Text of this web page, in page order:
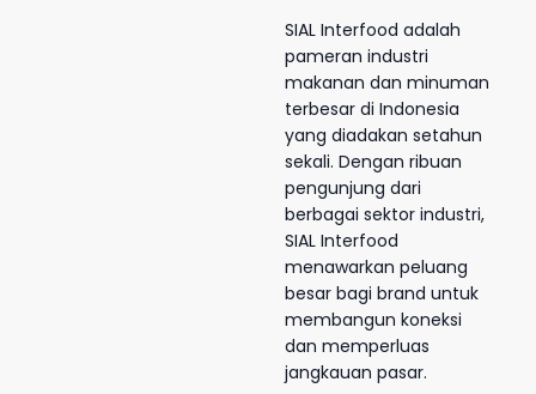
SIAL Interfood adalah
pameran industri
makanan dan minuman
terbesar di Indonesia
yang diadakan setahun
sekali. Dengan ribuan
pengunjung dari
berbagai sektor industri,
SIAL Interfood
menawarkan peluang
besar bagi brand untuk
membangun koneksi
dan memperluas
jangkauan pasar.